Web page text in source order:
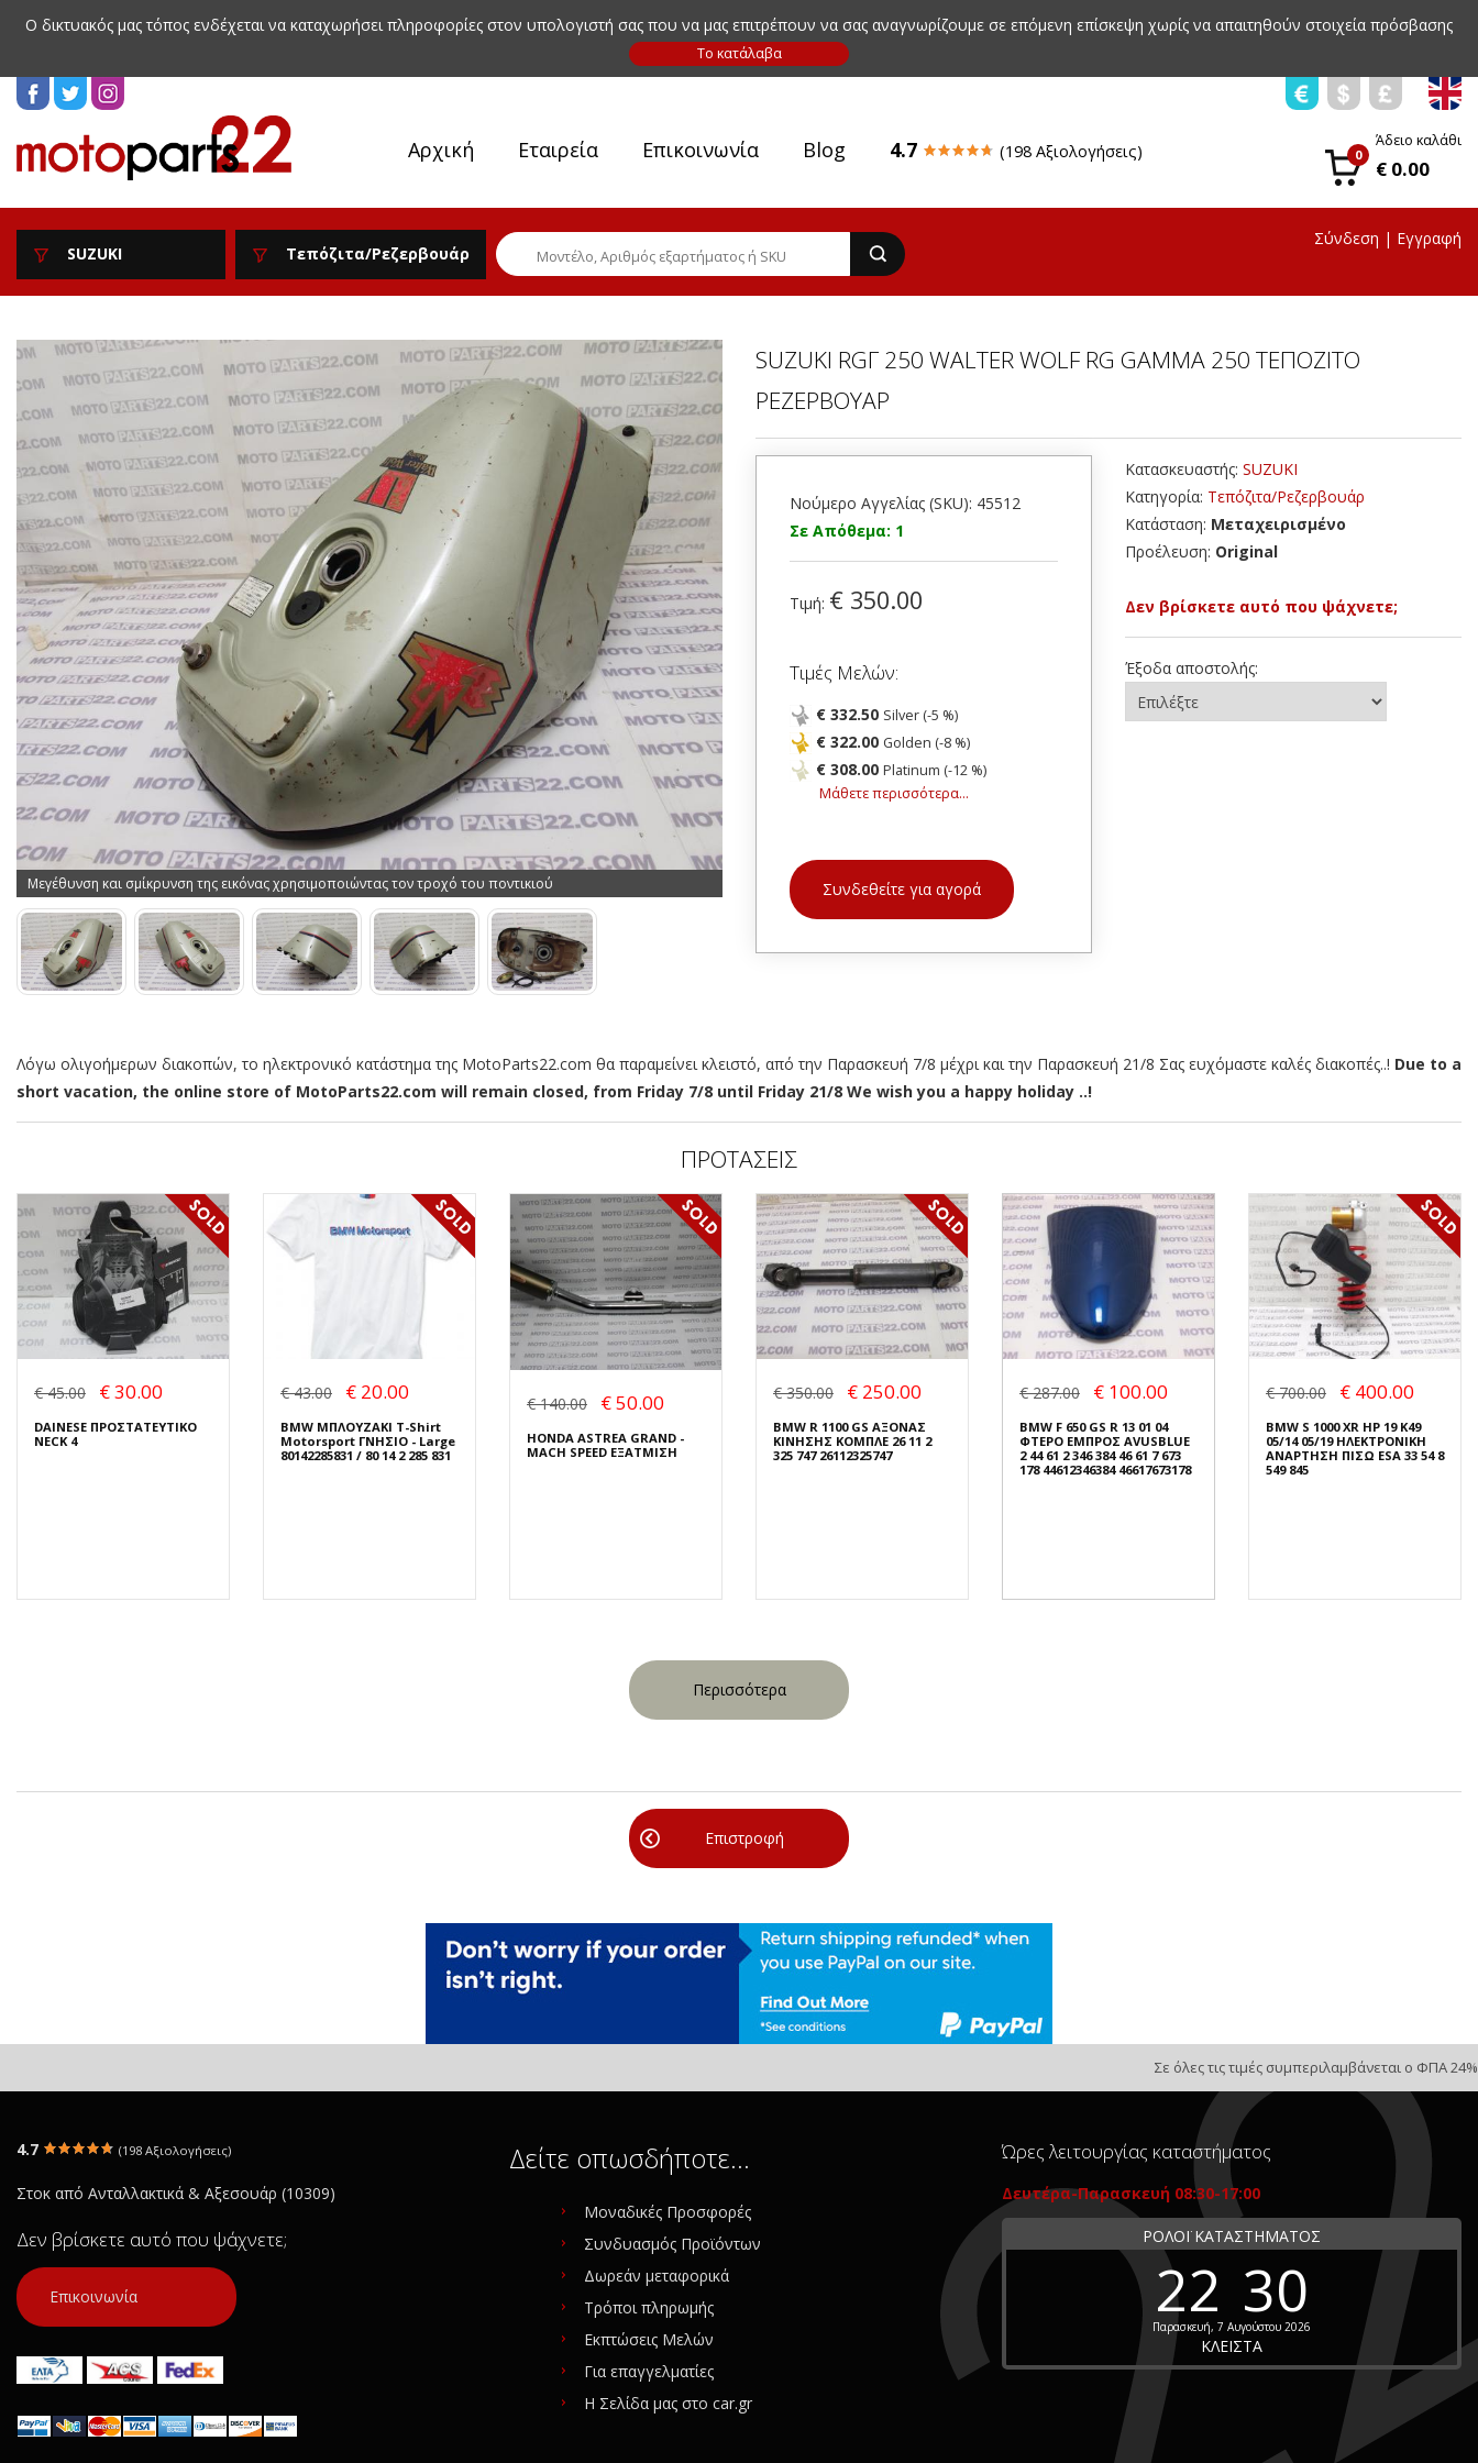
Ο δικτυακός μας τόπος ενδέχεται να καταχωρήσει πληροφορίες στον υπολογιστή σας που να μας επιτρέπουν να σας αναγνωρίζουμε σε επόμενη επίσκεψη χωρίς να απαιτηθούν στοιχεία πρόσβασης
Αρχική Εταιρεία Επικοινωνία Blog 4.7 (198 Αξιολογήσεις) 0
Άδειο καλάθι
€ 0.00
SUZUKI Τεπόζιτα/Ρεζερβουάρ
Σύνδεση | Εγγραφή
Μεγέθυνση και σμίκρυνση της εικόνας χρησιμοποιώντας τον τροχό του ποντικιού
SUZUKI RGΓ 250 WALTER WOLF RG GAMMA 250 ΤΕΠΟΖΙΤΟ
ΡΕΖΕΡΒΟΥΑΡ
Νούμερο Αγγελίας (SKU): 45512
Σε Απόθεμα: 1
Τιμή: € 350.00
Τιμές Μελών:
€ 332.50 Silver (-5 %)
€ 322.00 Golden (-8 %)
€ 308.00 Platinum (-12 %)
Μάθετε περισσότερα...
Συνδεθείτε για αγορά
Κατασκευαστής: SUZUKI
Κατηγορία: Τεπόζιτα/Ρεζερβουάρ
Κατάσταση: Μεταχειρισμένο
Προέλευση: Original
Δεν βρίσκετε αυτό που ψάχνετε;
Έξοδα αποστολής:
Λόγω ολιγοήμερων διακοπών, το ηλεκτρονικό κατάστημα της MotoParts22.com θα παραμείνει κλειστό, από την Παρασκευή 7/8 μέχρι και την Παρασκευή 21/8 Σας ευχόμαστε καλές διακοπές..! Due to a
short vacation, the online store of MotoParts22.com will remain closed, from Friday 7/8 until Friday 21/8 We wish you a happy holiday ..!
ΠΡΟΤΑΣΕΙΣ
€ 45.00 € 30.00
DAINESE ΠΡΟΣΤΑΤΕΥΤΙΚΟ
NECK 4
€ 43.00 € 20.00
BMW ΜΠΛΟΥΖΑΚΙ T-Shirt
Motorsport ΓΝΗΣΙΟ - Large
80142285831 / 80 14 2 285 831
€ 140.00 € 50.00
HONDA ASTREA GRAND -
MACH SPEED ΕΞΑΤΜΙΣΗ
€ 350.00 € 250.00
BMW R 1100 GS ΑΞΟΝΑΣ
ΚΙΝΗΣΗΣ ΚΟΜΠΛΕ 26 11 2
325 747 26112325747
€ 287.00 € 100.00
BMW F 650 GS R 13 01 04
ΦΤΕΡΟ ΕΜΠΡΟΣ AVUSBLUE
2 44 61 2 346 384 46 61 7 673
178 44612346384 46617673178
€ 700.00 € 400.00
BMW S 1000 XR HP 19 K49
05/14 05/19 ΗΛΕΚΤΡΟΝΙΚΗ
ΑΝΑΡΤΗΣΗ ΠΙΣΩ ESA 33 54 8
549 845
Περισσότερα
Επιστροφή
Σε όλες τις τιμές συμπεριλαμβάνεται ο ΦΠΑ 24%
4.7 (198 Αξιολογήσεις)
Στοκ από Ανταλλακτικά & Αξεσουάρ (10309)
Δεν βρίσκετε αυτό που ψάχνετε;
Επικοινωνία
Δείτε οπωσδήποτε…
Μοναδικές Προσφορές
Συνδυασμός Προϊόντων
Δωρεάν μεταφορικά
Τρόποι πληρωμής
Εκπτώσεις Μελών
Για επαγγελματίες
Η Σελίδα μας στο car.gr
Ώρες λειτουργίας καταστήματος
Δευτέρα-Παρασκευή 08:30-17:00
ΡΟΛΟΪ ΚΑΤΑΣΤΗΜΑΤΟΣ
22 30
Παρασκευή, 7 Αυγούστου 2026
ΚΛΕΙΣΤΑ